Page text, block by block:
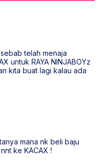
telah menaja
untuk RAYA NINJABOYz
kita buat lagi kalau ada
mana nk beli baju
ke KACAX !